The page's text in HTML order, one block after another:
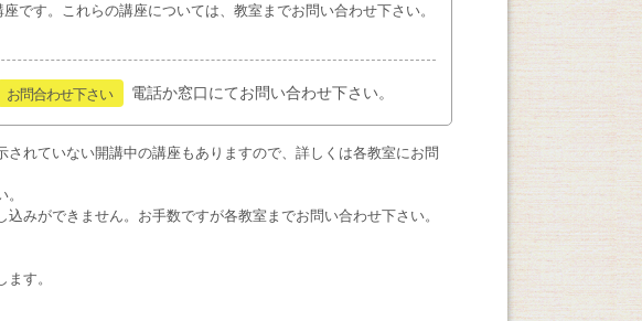
です。これらの講座については、教室までお問い合わせ下さい。
お問合わせ下さい 電話か窓口にてお問い合わせ下さい。
れていない開講中の講座もありますので、詳しくは各教室にお問
みができません。お手数ですが各教室までお問い合わせ下さい。
す。